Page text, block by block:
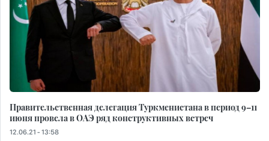
Правительственная делегация Туркменистана в период 9–11
июня провела в ОАЭ ряд конструктивных встреч
12.06.21 - 13:58